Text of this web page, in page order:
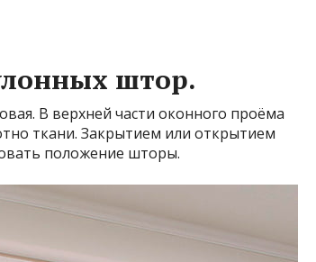
штор.
В верхней части оконного проёма
ткани. Закрытием или открытием
положение шторы.